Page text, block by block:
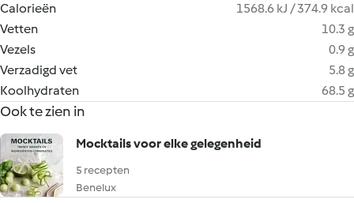
Calorieën
1568.6 kJ / 374.9 kcal
Vetten
10.3 g
Vezels
0.9 g
Verzadigd vet
5.8 g
Koolhydraten
68.5 g
Ook te zien in
Mocktails voor elke gelegenheid
5 recepten
Benelux